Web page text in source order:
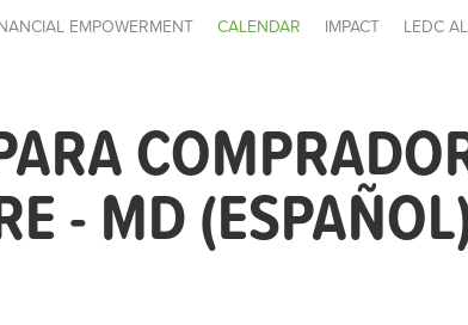
EMPOWERMENT CALENDAR IMPACT
LEDC
- MD